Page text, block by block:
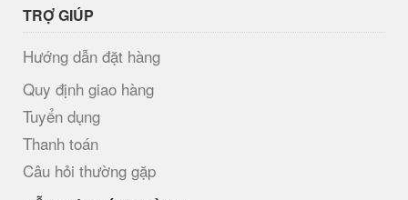
TRỢ GIÚP
Hướng dẫn đặt hàng
Quy định giao hàng
Tuyển dụng
Thanh toán
Câu hỏi thường gặp